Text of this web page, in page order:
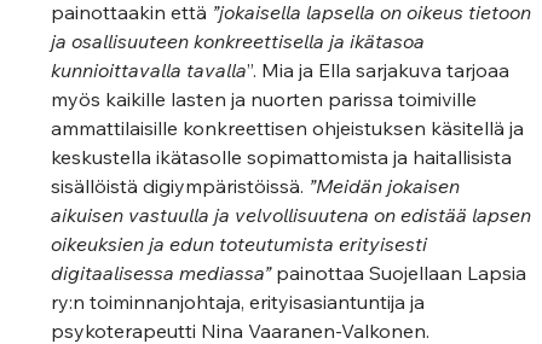
painottaakin että ”jokaisella lapsella on oikeus tietoon
ja osallisuuteen konkreettisella ja ikätasoa
kunnioittavalla tavalla”. Mia ja Ella sarjakuva tarjoaa
myös kaikille lasten ja nuorten parissa toimiville
ammattilaisille konkreettisen ohjeistuksen käsitellä ja
keskustella ikätasolle sopimattomista ja haitallisista
sisällöistä digiympäristöissä. ”Meidän jokaisen
aikuisen vastuulla ja velvollisuutena on edistää lapsen
oikeuksien ja edun toteutumista erityisesti
digitaalisessa mediassa” painottaa Suojellaan Lapsia
ry:n toiminnanjohtaja, erityisasiantuntija ja
psykoterapeutti Nina Vaaranen-Valkonen.